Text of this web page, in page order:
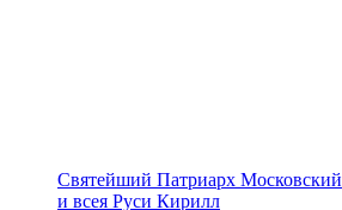
Святейший Патриарх Московский
и всея Руси Кирилл